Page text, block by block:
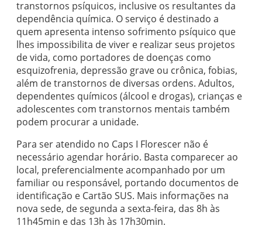
transtornos psíquicos, inclusive os resultantes da
dependência química. O serviço é destinado a
quem apresenta intenso sofrimento psíquico que
lhes impossibilita de viver e realizar seus projetos
de vida, como portadores de doenças como
esquizofrenia, depressão grave ou crônica, fobias,
além de transtornos de diversas ordens. Adultos,
dependentes químicos (álcool e drogas), crianças e
adolescentes com transtornos mentais também
podem procurar a unidade.
Para ser atendido no Caps I Florescer não é
necessário agendar horário. Basta comparecer ao
local, preferencialmente acompanhado por um
familiar ou responsável, portando documentos de
identificação e Cartão SUS. Mais informações na
nova sede, de segunda a sexta-feira, das 8h às
11h45min e das 13h às 17h30min.